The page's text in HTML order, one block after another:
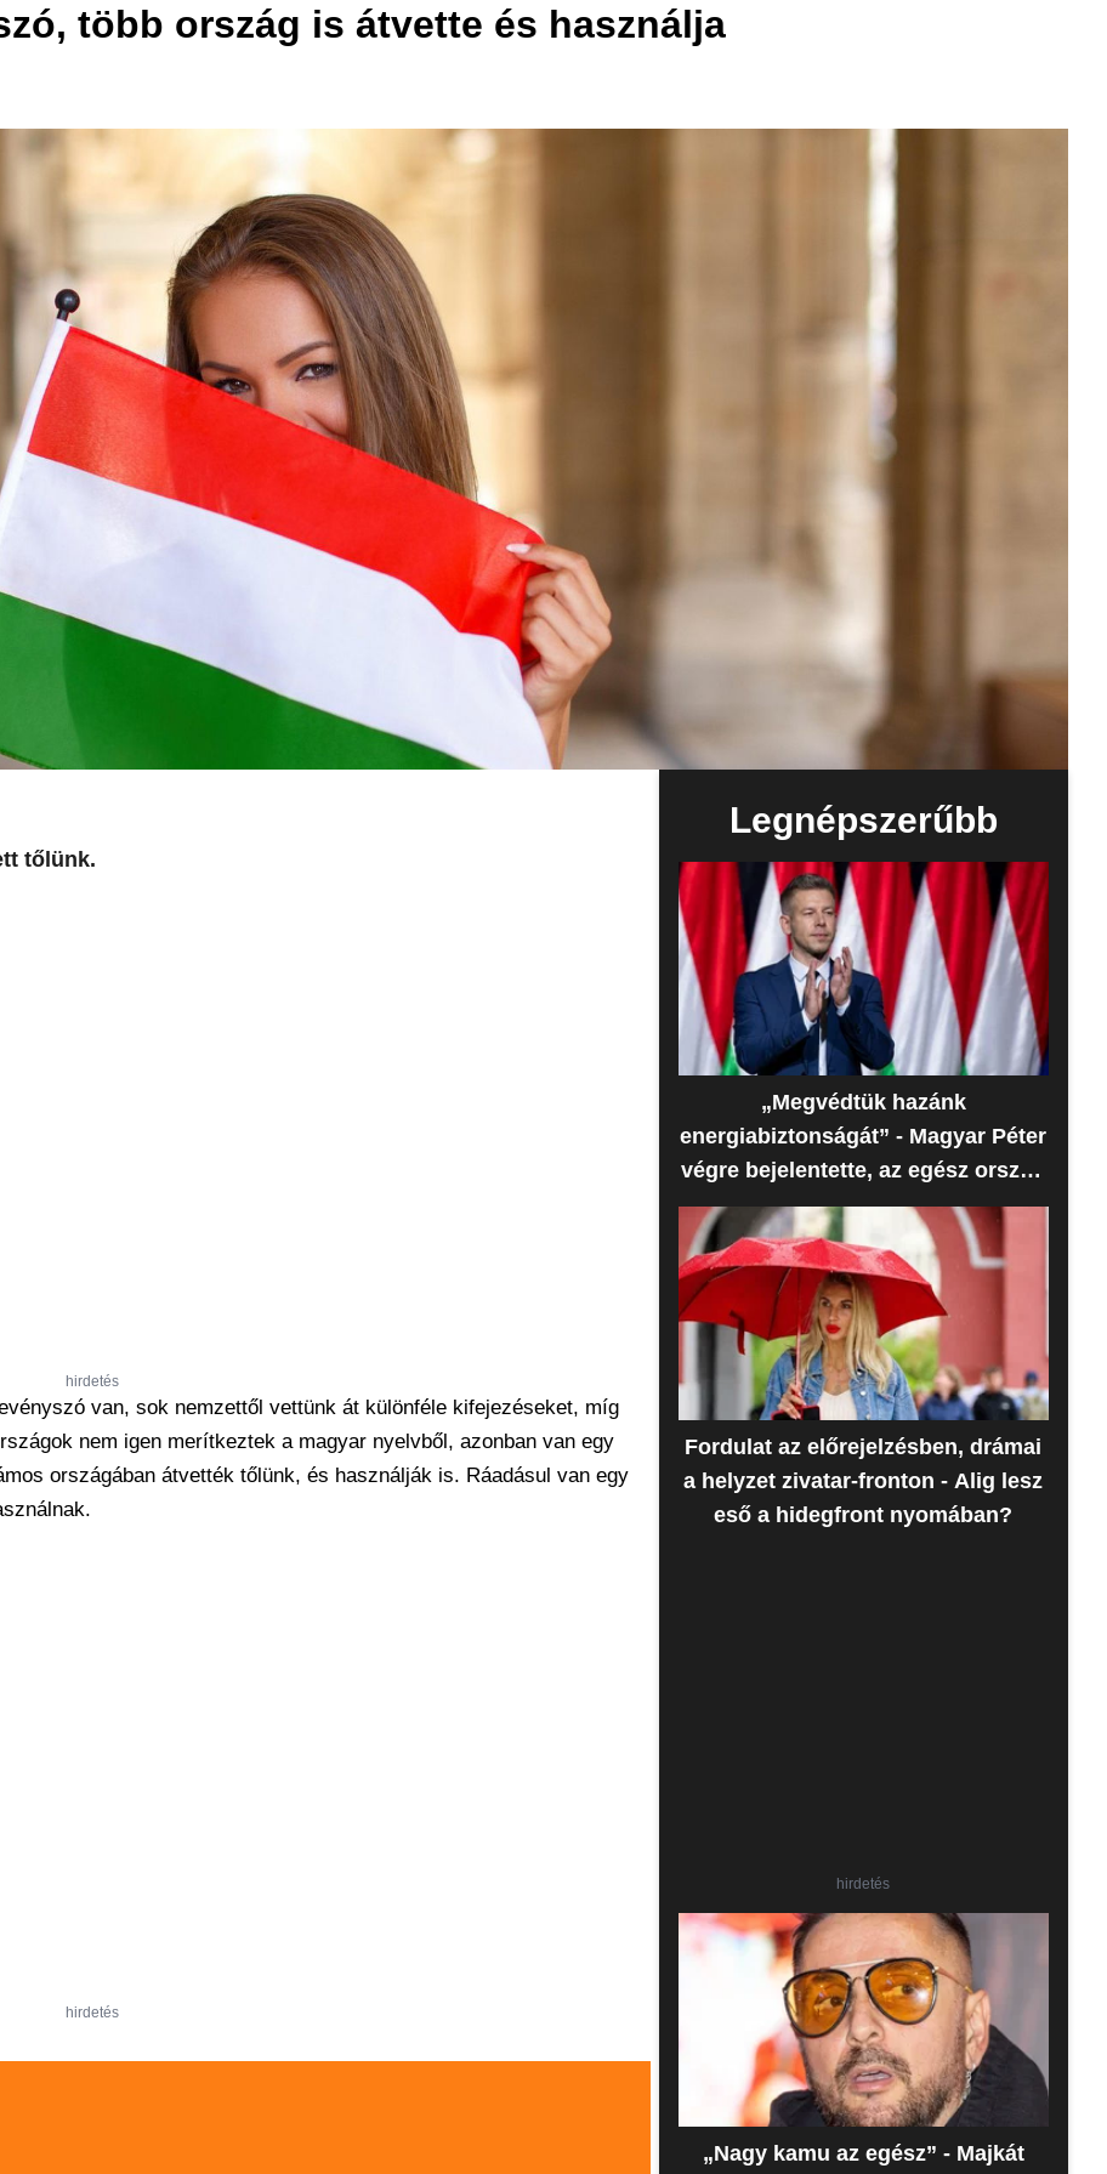
több ország is átvette és használja
tőlünk.
hirdetés
van, sok nemzettől vettünk át különféle kifejezéseket, míg
nem igen merítkeztek a magyar nyelvből, azonban van egy
országában átvették tőlünk, és használják is. Ráadásul van egy
hirdetés
Legnépszerűbb
„Megvédtük hazánk
energiabiztonságát” - Magyar Péter
végre bejelentette, az egész ország
erre várt
Fordulat az előrejelzésben, drámai
a helyzet zivatar-fronton - Alig lesz
eső a hidegfront nyomában?
hirdetés
„Nagy kamu az egész” - Majkát